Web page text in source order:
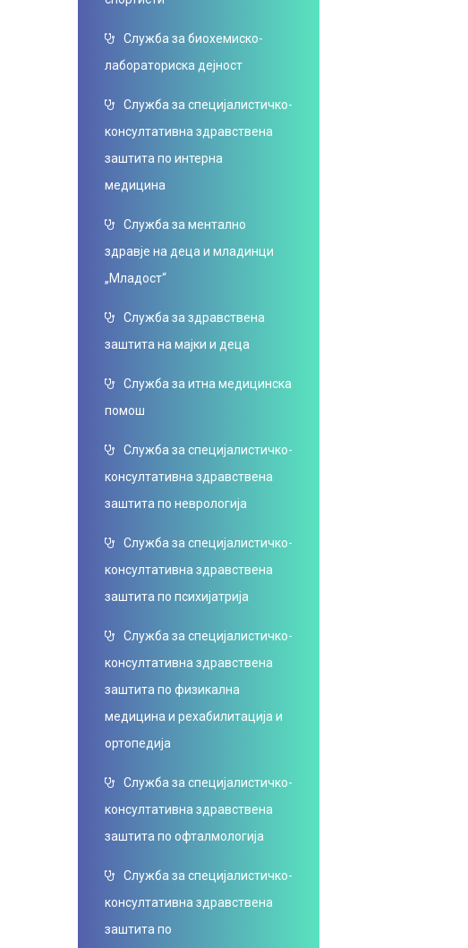
Служба за биохемиско-
лабораториска дејност
Служба за специјалистичко-
консултативна здравствена
заштита по интерна
медицина
Служба за ментално
здравје на деца и младинци
„Младост“
Служба за здравствена
заштита на мајки и деца
Служба за итна медицинска
помош
Служба за специјалистичко-
консултативна здравствена
заштита по неврологија
Служба за специјалистичко-
консултативна здравствена
заштита по психијатрија
Служба за специјалистичко-
консултативна здравствена
заштита по физикална
медицина и рехабилитација и
ортопедија
Служба за специјалистичко-
консултативна здравствена
заштита по офталмологија
Служба за специјалистичко-
консултативна здравствена
заштита по